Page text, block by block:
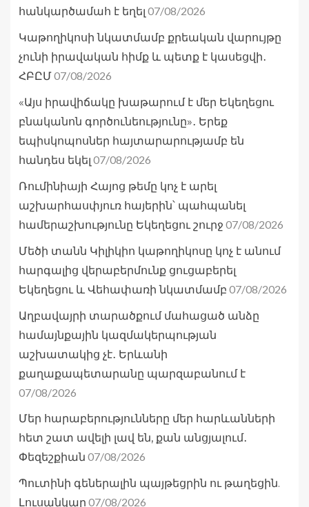
հանկարծամահ է եղել 07/08/2026
Կաթողիկոսի նկատմամբ քրեական վարույթը
չունի իրավական հիմք և պետք է կասեցվի․
ՀԲԸՄ07/08/2026
«Այս իրավիճակը խաթարում է մեր Եկեղեցու
բնականոն գործունեությունը»․ Երեք
եպիսկոպոսներ հայտարարությամբ են
հանդես եկել 07/08/2026
Ռումինիայի Հայոց թեմը կոչ է արել
աշխարհասփյուռ հայերին՝ պահպանել
համերաշխությունը Եկեղեցու շուրջ 07/08/2026
Մեծի տանն Կիլիկիո կաթողիկոսը կոչ է անում
հարգալից վերաբերմունք ցուցաբերել
Եկեղեցու և Վեհափառի նկատմամբ 07/08/2026
Աղբավայրի տարածքում մահացած անձը
համայնքային կազմակերպության
աշխատակից չէ․ Երևանի
քաղաքապետարանը պարզաբանում է
07/08/2026
Մեր հարաբերությունները մեր հարևանների
հետ շատ ավելի լավ են, քան անցյալում․
Փեզեշքիան 07/08/2026
Պուտինի գեներալին պայթեցրին ու թաղեցին.
Լուսանկար 07/08/2026